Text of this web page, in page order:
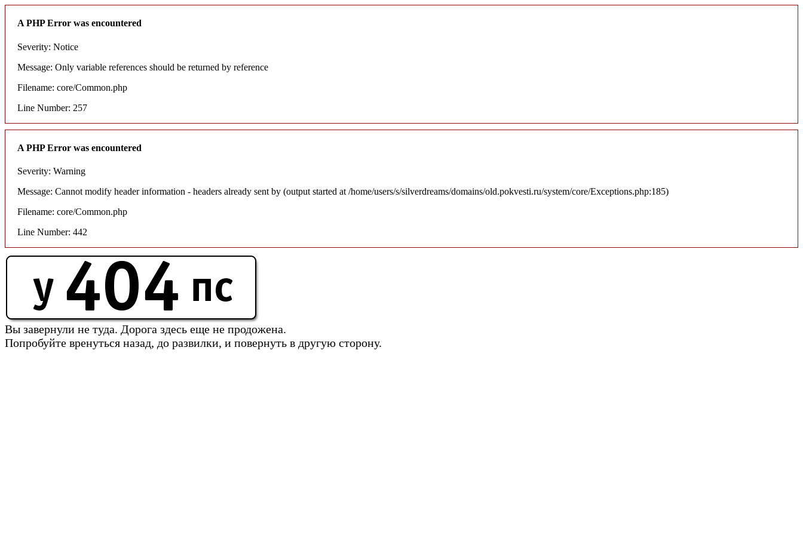
A PHP Error was encountered
Severity: Notice
Message: Only variable references should be returned by reference
Filename: core/Common.php
Line Number: 257
A PHP Error was encountered
Severity: Warning
Message: Cannot modify header information - headers already sent by (output started at /home/users/s/silverdreams/domains/old.pokvesti.ru/system/core/Exceptions.php:185)
Filename: core/Common.php
Line Number: 442
Вы завернули не туда. Дорога здесь еще не продожена.
Попробуйте вренуться назад, до развилки, и повернуть в другую сторону.